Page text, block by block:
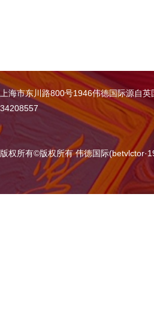
上海市东川路800号1946伟德国际源自英
34208557
版权所有©版权所有 伟德国际